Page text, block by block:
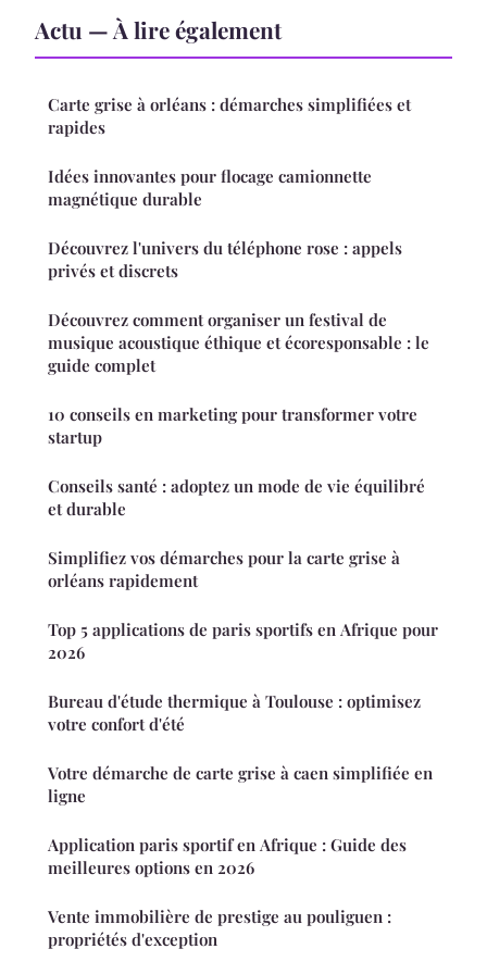
Actu — À lire également
Carte grise à orléans : démarches simplifiées et
rapides
Idées innovantes pour flocage camionnette
magnétique durable
Découvrez l'univers du téléphone rose : appels
privés et discrets
Découvrez comment organiser un festival de
musique acoustique éthique et écoresponsable : le
guide complet
10 conseils en marketing pour transformer votre
startup
Conseils santé : adoptez un mode de vie équilibré
et durable
Simplifiez vos démarches pour la carte grise à
orléans rapidement
Top 5 applications de paris sportifs en Afrique pour
2026
Bureau d'étude thermique à Toulouse : optimisez
votre confort d'été
Votre démarche de carte grise à caen simplifiée en
ligne
Application paris sportif en Afrique : Guide des
meilleures options en 2026
Vente immobilière de prestige au pouliguen :
propriétés d'exception